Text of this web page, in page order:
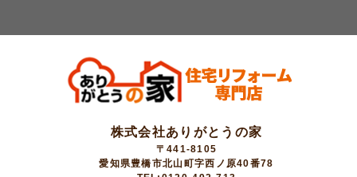
株式会社ありがとうの家
〒441-8105
愛知県豊橋市北山町字西ノ原40番78